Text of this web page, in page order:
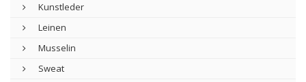
Kunstleder
Leinen
Musselin
Sweat